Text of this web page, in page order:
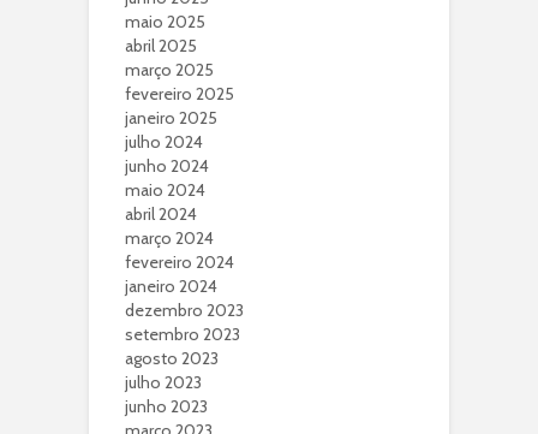
maio 2025
abril 2025
março 2025
fevereiro 2025
janeiro 2025
julho 2024
junho 2024
maio 2024
abril 2024
março 2024
fevereiro 2024
janeiro 2024
dezembro 2023
setembro 2023
agosto 2023
julho 2023
junho 2023